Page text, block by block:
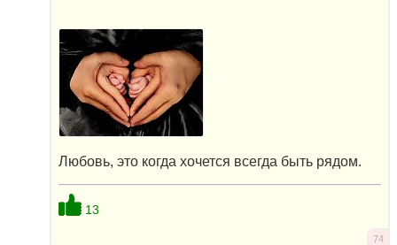
Любовь, это когда хочется всегда быть рядом.
13
74